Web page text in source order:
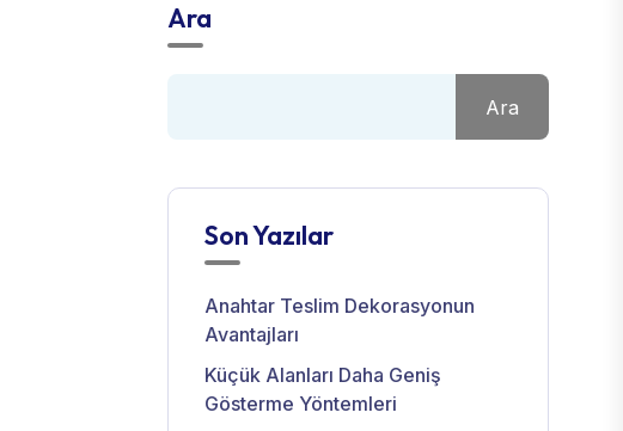
Ara
Ara
Son Yazılar
Anahtar Teslim Dekorasyonun
Avantajları
Küçük Alanları Daha Geniş
Gösterme Yöntemleri